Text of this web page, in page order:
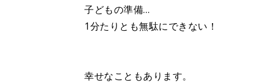
子どもの準備…
1分たりとも無駄にできない！
幸せなこともあります。